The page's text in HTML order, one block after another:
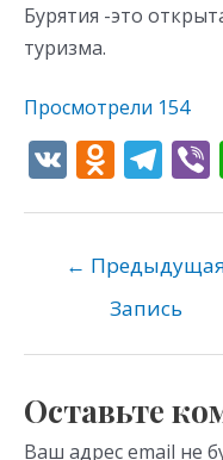
Бурятия -это
туризма.
Просмотрели 154
V O
o
kl
as
ni
T
gr
a
m
←
Запись
Оставьте
Ваш адрес email не